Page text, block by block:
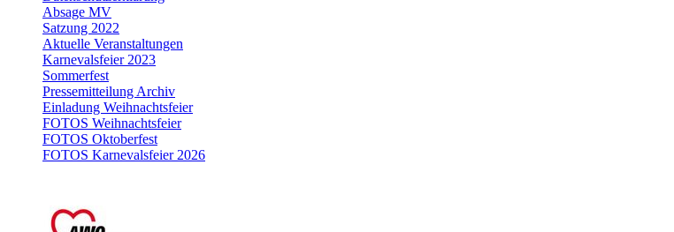
Absage MV
Satzung 2022
Aktuelle Veranstaltungen
Karnevalsfeier 2023
Sommerfest
Pressemitteilung Archiv
Einladung Weihnachtsfeier
FOTOS Weihnachtsfeier
FOTOS Oktoberfest
FOTOS Karnevalsfeier 2026